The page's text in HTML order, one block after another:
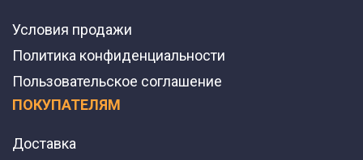
Условия продажи
Политика конфиденциальности
Пользовательское соглашение
ПОКУПАТЕЛЯМ
Доставка